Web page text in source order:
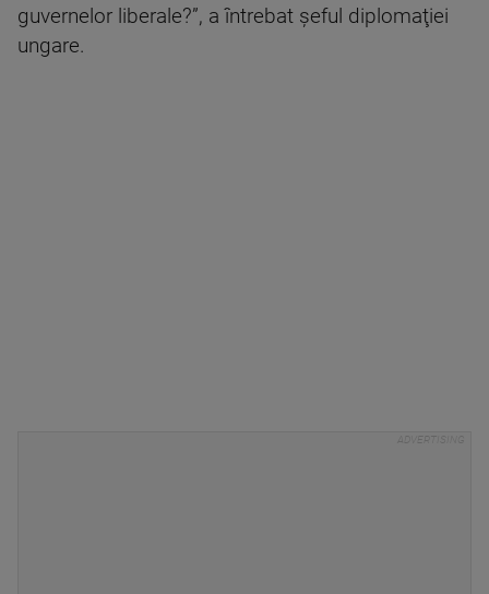
guvernelor liberale?”, a întrebat şeful diplomaţiei
ungare.